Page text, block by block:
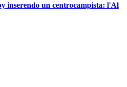
inserendo un centrocampista: l'Al